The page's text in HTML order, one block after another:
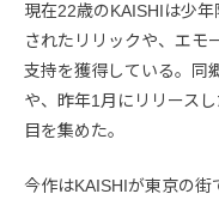
現在22歳のKAISHIは少
されたリリックや、エモ
支持を獲得している。同
や、昨年1月にリリース
目を集めた。
今作はKAISHIが東京の